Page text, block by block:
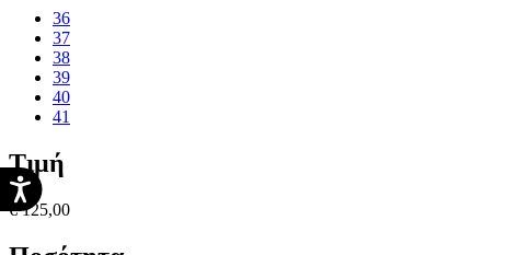
36
37
38
39
40
41
Τιμή
€ 125,00